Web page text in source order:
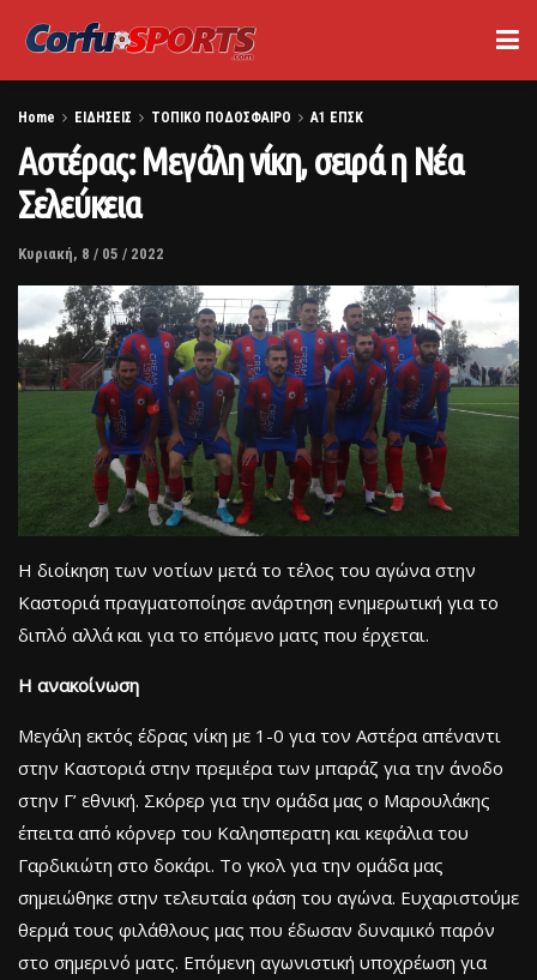
Home ΕΙΔΗΣΕΙΣ ΤΟΠΙΚΟ ΠΟΔΟΣΦΑΙΡΟ Α1 ΕΠΣΚ
Αστέρας: Μεγάλη νίκη, σειρά η Νέα
Σελεύκεια
Κυριακή, 8 / 05 / 2022
Η διοίκηση των νοτίων μετά το τέλος του αγώνα στην
Καστοριά πραγματοποίησε ανάρτηση ενημερωτική για το
διπλό αλλά και για το επόμενο ματς που έρχεται.
Η ανακοίνωση
Μεγάλη εκτός έδρας νίκη με 1-0 για τον Αστέρα απέναντι
στην Καστοριά στην πρεμιέρα των μπαράζ για την άνοδο
στην Γ’ εθνική. Σκόρερ για την ομάδα μας ο Μαρουλάκης
έπειτα από κόρνερ του Καλησπερατη και κεφάλια του
Γαρδικιώτη στο δοκάρι. Το γκολ για την ομάδα μας
σημειώθηκε στην τελευταία φάση του αγώνα. Ευχαριστούμε
θερμά τους φιλάθλους μας που έδωσαν δυναμικό παρόν
στο σημερινό ματς. Επόμενη αγωνιστική υποχρέωση για